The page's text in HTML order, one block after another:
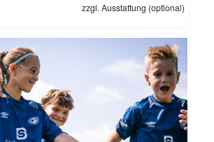
zzgl. Ausstattung (optional)